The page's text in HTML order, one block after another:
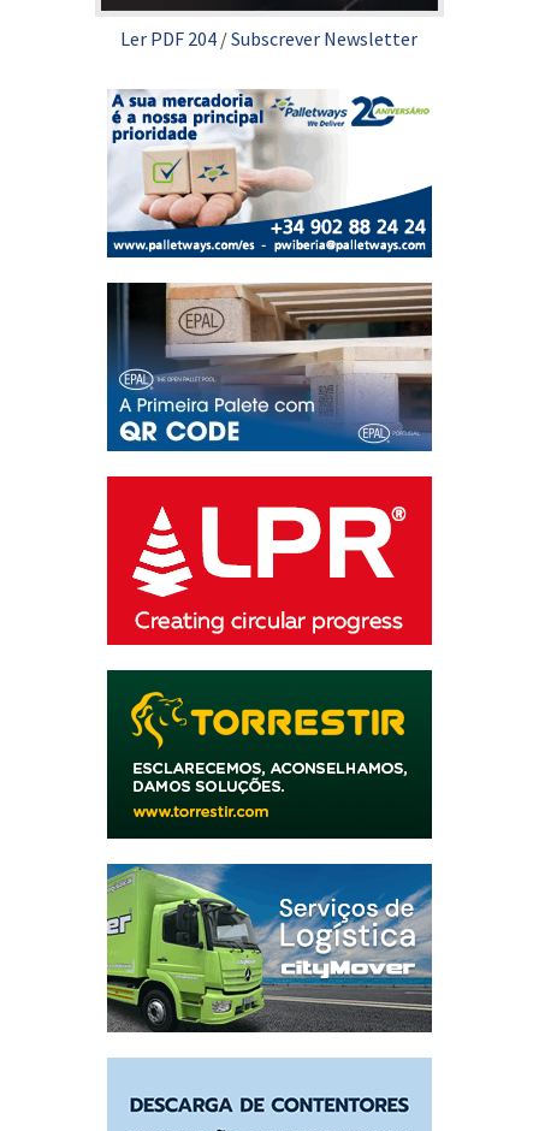
Ler PDF 204 /Subscrever Newsletter